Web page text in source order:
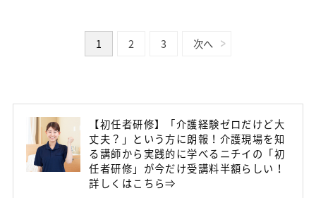
1 2 3 次へ
【初任者研修】「介護経験ゼロだけど大
丈夫？」という方に朗報！介護現場を知
る講師から実践的に学べるニチイの「初
任者研修」が今だけ受講料半額らしい！
詳しくはこちら⇒